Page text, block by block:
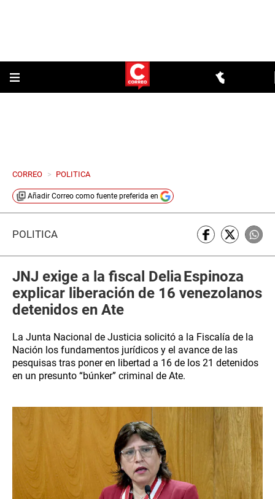
CORREO > POLITICA
Añadir Correo como fuente preferida en
POLÍTICA
JNJ exige a la fiscal Delia Espinoza
explicar liberación de 16 venezolanos
detenidos en Ate
La Junta Nacional de Justicia solicitó a la Fiscalía de la
Nación los fundamentos jurídicos y el avance de las
pesquisas tras poner en libertad a 16 de los 21 detenidos
en un presunto “búnker” criminal de Ate.